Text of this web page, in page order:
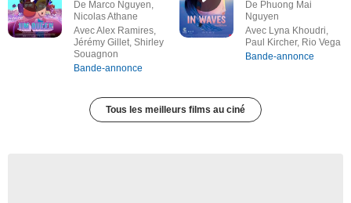
De Marco Nguyen,
Nicolas Athane
Avec Alex Ramires,
Jérémy Gillet, Shirley
Souagnon
Bande-annonce
De Phuong Mai
Nguyen
Avec Lyna Khoudri,
Paul Kircher, Rio Vega
Bande-annonce
Tous les meilleurs films au ciné